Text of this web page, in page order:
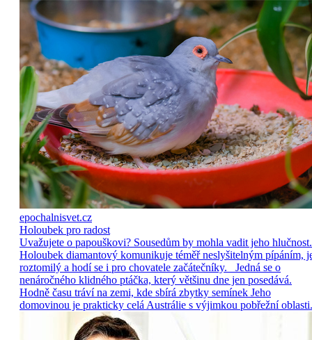
epochalnisvet.cz
Holoubek pro radost
Uvažujete o papouškovi? Sousedům by mohla vadit jeho hlučnost.
Holoubek diamantový komunikuje téměř neslyšitelným pípáním,
roztomilý a hodí se i pro chovatele začátečníky. Jedná se o
nenáročného klidného ptáčka, který většinu dne jen posedává.
Hodně času tráví na zemi, kde sbírá zbytky semínek Jeho
domovinou je prakticky celá Austrálie s výjimkou pobřežní oblasti.